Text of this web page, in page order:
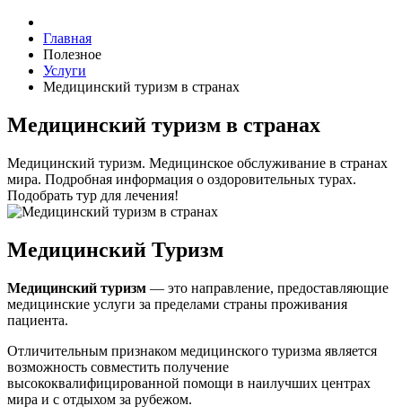
Главная
Полезное
Услуги
Медицинский туризм в странах
Медицинский туризм в странах
Медицинский туризм. Медицинское обслуживание в странах
мира. Подробная информация о оздоровительных турах.
Подобрать тур для лечения!
Медицинский Туризм
Медицинский туризм — это направление, предоставляющие
медицинские услуги за пределами страны проживания
пациента.
Отличительным признаком медицинского туризма является
возможность совместить получение
высококвалифицированной помощи в наилучших центрах
мира и с отдыхом за рубежом.